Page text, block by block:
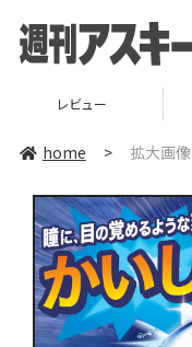
レビュー
home > 拡大画像